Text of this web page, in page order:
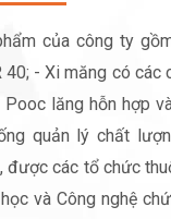
của công ty
40; - Xi măng có
Pooc lăng hỗn hợp
quản lý chất
được các tổ chức
và Công nghệ